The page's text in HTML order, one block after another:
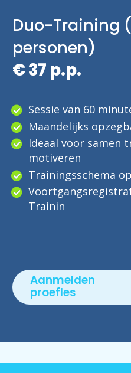
Duo-Training
personen)
€ 37 p.p.
Sessie van 60
Maandelijks
Ideaal voor samen
motiveren
Trainingsschema
Trainin
Aanmelden
proefles